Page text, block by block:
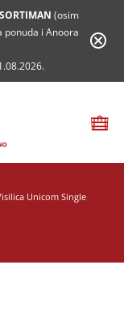
(osim
ponuda i Anoora
Unicom Single